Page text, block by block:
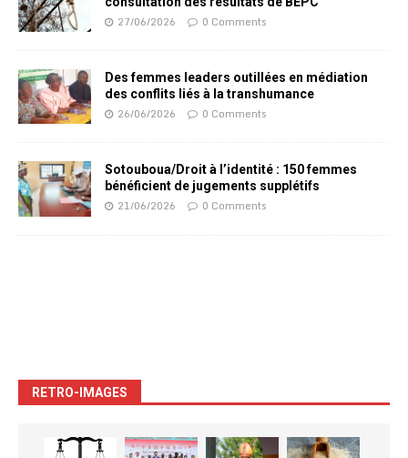
27/06/2026 0 Comments
Des femmes leaders outillées en médiation
des conflits liés à la transhumance
26/06/2026 0 Comments
Sotouboua/Droit à l’identité : 150 femmes
bénéficient de jugements supplétifs
21/06/2026 0 Comments
RETRO-IMAGES